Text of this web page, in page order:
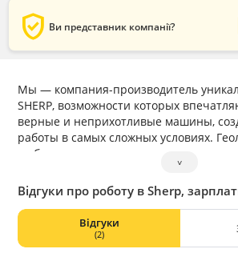
verified_user Ви представник компанії?
Мы — компания-производитель
SHERP, возможности которых
верные и неприхотливые машины,
работы в самых сложных условиях.
рыболовы, охотники, экстремалы и
уже используют эти вездеходы для
бездорожья.
˅
Відгуки про роботу в Sherp,
Відгуки
(2)